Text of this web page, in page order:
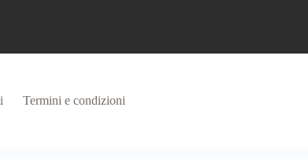
Termini e condizioni